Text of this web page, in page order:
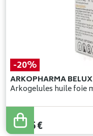
-20%
ARKOPHARMA BELUX
34,69
27,75€